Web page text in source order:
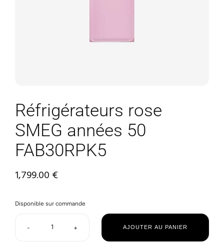
Réfrigérateurs rose
SMEG années 50
FAB30RPK5
1,799.00 €
Disponible sur commande
+
- AJOUTER AU PANIER